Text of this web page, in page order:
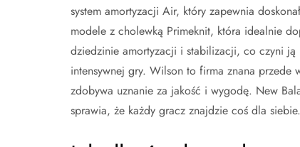
system amortyzacji Air, który zapewnia
modele z cholewką Primeknit, która idealnie
dziedzinie amortyzacji i stabilizacji, co czyni
intensywnej gry. Wilson to firma znana przede
zdobywa uznanie za jakość i wygodę. New
sprawia, że każdy gracz znajdzie coś dla siebie.